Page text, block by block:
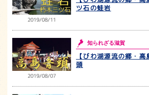
2019/08/11
ツ石の蛙岩
2019/08/07
知られざる滋賀
【びわ湖源流の郷・
頭